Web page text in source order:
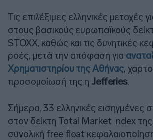
Τις επιλέξιμες ελληνικές μετοχές
στους βασικούς ευρωπαϊκούς
STOXX, καθώς και τις δυνητικές
ροές, μετά την απόφαση για
Χρηματιστηρίου της Αθήνας,
προσομοίωσή της η Jefferies.
Σήμερα, 33 ελληνικές εισηγμένες
στον δείκτη Total Market Index
συνολική free float